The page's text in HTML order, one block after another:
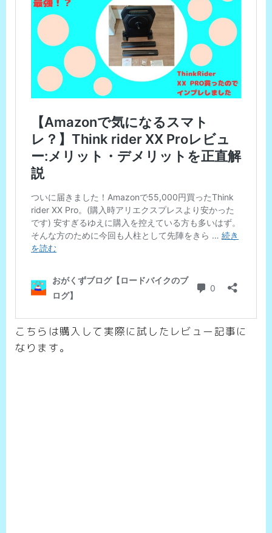
こちらは購入して実際に試したレビュー記事に
なります。